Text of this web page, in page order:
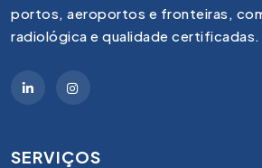
portos, aeroportos e fronteiras,
radiológica e qualidade certificadas.
SERVIÇOS